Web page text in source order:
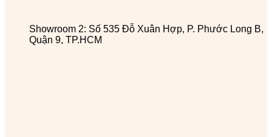
Showroom 2: Số 535 Đỗ Xuân Hợp, P. Phước Long B,
Quận 9, TP.HCM